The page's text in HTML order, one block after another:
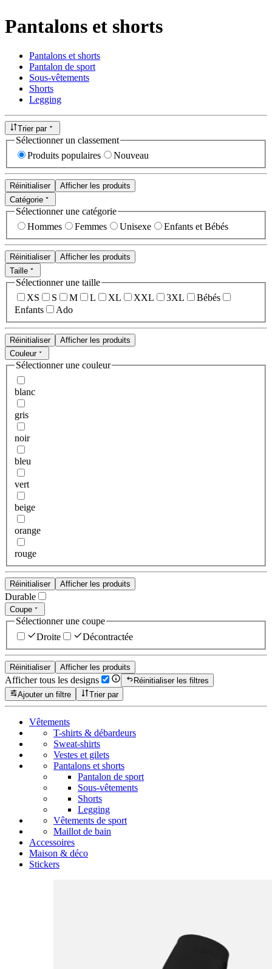
Pantalons et shorts
Pantalons et shorts
Pantalon de sport
Sous-vêtements
Shorts
Legging
Trier par
Sélectionner un classement
Produits populaires
Nouveau
Réinitialiser
Afficher les produits
Catégorie
Sélectionner une catégorie
Hommes
Femmes Unisexe Enfants et Bébés
Réinitialiser
Afficher les produits
Taille
Sélectionner une taille
XS
S M L XL XXL 3XL
Bébés
Enfants
Ado
Réinitialiser
Afficher les produits
Couleur
Sélectionner une couleur
blanc
gris
noir
bleu
vert
beige
orange
rouge
Réinitialiser Afficher les produits
Durable
Coupe
Sélectionner une coupe
Droite
Décontractée
Réinitialiser Afficher les produits
Afficher tous les designs
Réinitialiser les filtres
Ajouter un filtre
Trier par
Vêtements
T-shirts & débardeurs
Sweat-shirts
Vestes et gilets
Pantalons et shorts
Pantalon de sport
Sous-vêtements
Shorts
Legging
Vêtements de sport
Maillot de bain
Accessoires
Maison & déco
Stickers